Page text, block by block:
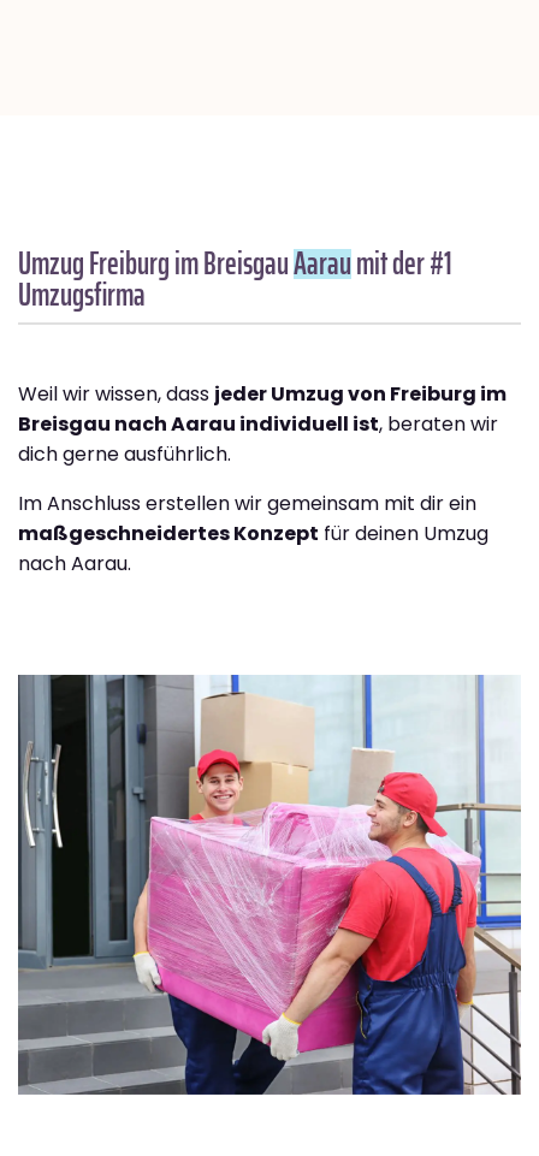
Umzug Freiburg im BreisgauAaraumit der #1
Umzugsfirma
Weil wir wissen, dass jeder Umzug von Freiburg im
Breisgau nach Aarau individuell ist, beraten wir
dich gerne ausführlich.
Im Anschluss erstellen wir gemeinsam mit dir ein
maßgeschneidertes Konzept für deinen Umzug
nach Aarau.